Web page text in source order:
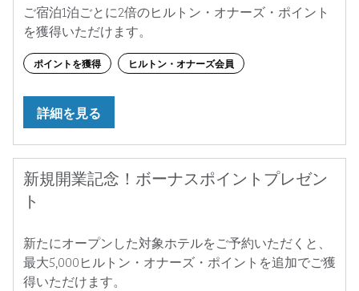
ご宿泊1泊ごとに2倍のヒルトン・オナーズ・ポイント
を獲得いただけます。
ポイントを獲得 ヒルトン・オナーズ会員
詳細を見る
新規開業記念！ボーナスポイントプレゼン
ト
新たにオープンした対象ホテルをご予約いただくと、
最大5,000ヒルトン・オナーズ・ポイントを追加でご獲
得いただけます。